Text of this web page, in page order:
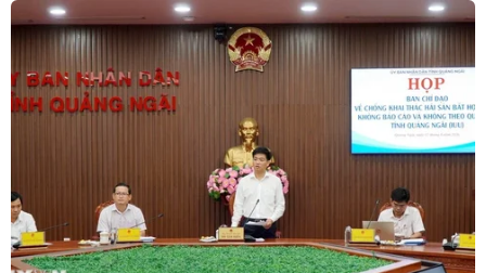
07/08/2026 08:14
Hạn hán nghiêm trọng đe dọa "huyết
Để trái sầu riêng đáp ứng yêu cầu